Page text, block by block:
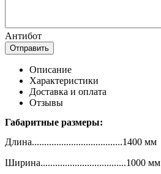
Антибот
Отправить
Описание
Характеристики
Доставка и оплата
Отзывы
Габаритные размеры:
Длина.....................................1400 мм
Ширина...................................1000 мм